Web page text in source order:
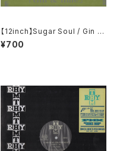
【12inch】Sugar Soul / Gin &
Lime
¥700